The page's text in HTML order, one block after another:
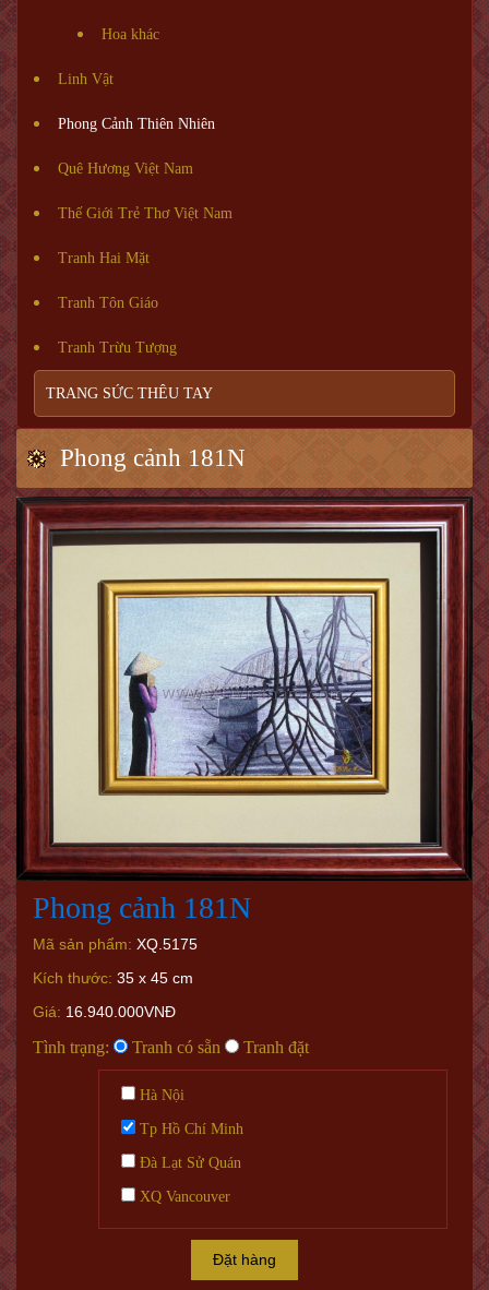
Hoa khác
Linh Vật
Phong Cảnh Thiên Nhiên
Quê Hương Việt Nam
Thế Giới Trẻ Thơ Việt Nam
Tranh Hai Mặt
Tranh Tôn Giáo
Tranh Trừu Tượng
TRANG SỨC THÊU TAY
Phong cảnh 181N
Phong cảnh 181N
Mã sản phẩm: XQ.5175
Kích thước: 35 x 45 cm
Giá: 16.940.000VNĐ
Tình trạng: Tranh có sẵn Tranh đặt
Hà Nội
Tp Hồ Chí Minh
Đà Lạt Sử Quán
XQ Vancouver
Đặt hàng